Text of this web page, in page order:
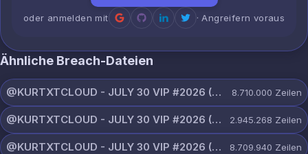
oder anmelden mit · Angreifern voraus
Ähnliche Breach-Dateien
@KURTXTCLOUD - JULY 30 VIP #2026 (66).txt 8.710.000 Zeilen
@KURTXTCLOUD - JULY 30 VIP #2026 (65).txt 2.945.268 Zeilen
@KURTXTCLOUD - JULY 30 VIP #2026 (64).txt 8.709.940 Zeilen